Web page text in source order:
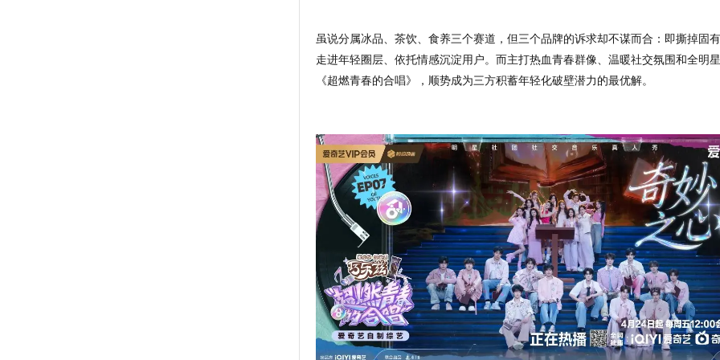
虽说分属冰品、茶饮、食养三个赛道，但三个品牌的诉求却不谋而合： 即撕掉固
走进年轻圈层、依托情感沉淀用户。 而主打热血青春群像、温暖社交氛围和全明
《超燃青春的合唱》，顺势成为三方积蓄年轻化破壁潜力的最优解。